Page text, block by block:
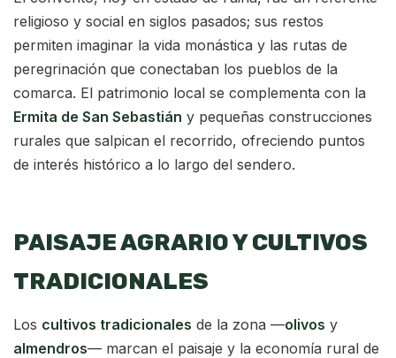
religioso y social en siglos pasados; sus restos
permiten imaginar la vida monástica y las rutas de
peregrinación que conectaban los pueblos de la
comarca. El patrimonio local se complementa con la
Ermita de San Sebastián y pequeñas construcciones
rurales que salpican el recorrido, ofreciendo puntos
de interés histórico a lo largo del sendero.
PAISAJE AGRARIO Y CULTIVOS
TRADICIONALES
Los cultivos tradicionales de la zona —olivos y
almendros— marcan el paisaje y la economía rural de